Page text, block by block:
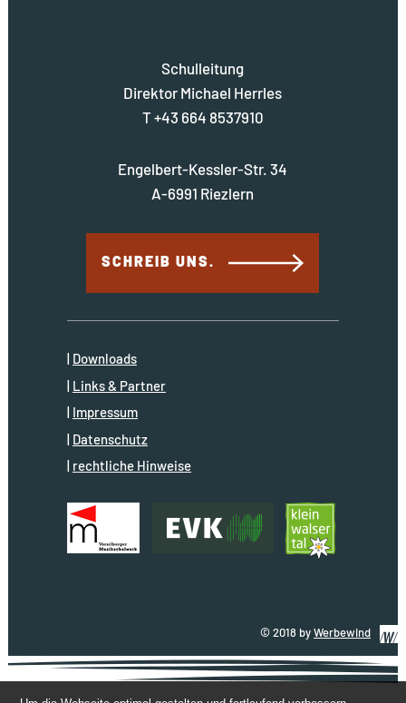
Schulleitung
Direktor Michael Herrles
T +43 664 8537910
Engelbert-Kessler-Str. 34
A-6991 Riezlern
SCHREIB UNS.
Downloads
Links & Partner
Impressum
Datenschutz
rechtliche Hinweise
© 2018 byWerbewind